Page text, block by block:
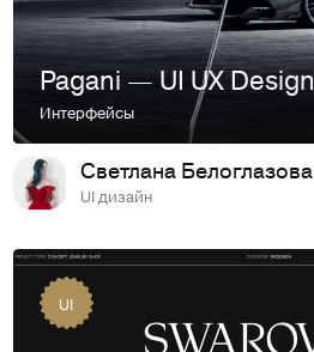
Интерфейсы
Светлана Белоглазова
UI дизайн
UI